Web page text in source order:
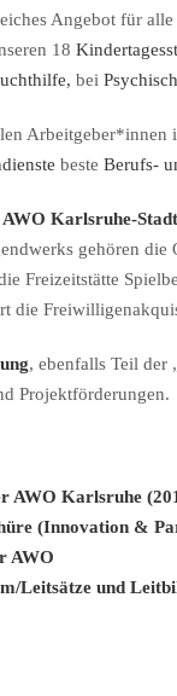
Angebot für
18
bei
beste Berufs-
Karlsruhe-Stadt
gehören
Freizeitstätte
die
, ebenfalls Teil der
Projektförderungen.
AWO Karlsruhe
(Innovation &
AWO
Leitsätze und